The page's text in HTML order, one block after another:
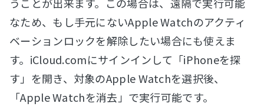
なため、もし手元にないApple Watchのアクティ
ベーションロックを解除したい場合にも使えま
す。iCloud.comにサインインして「iPhoneを探
す」を開き、対象のApple Watchを選択後、
「Apple Watchを消去」で実行可能です。